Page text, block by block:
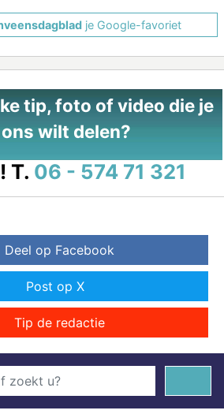
je Google-favoriet
tip, foto of video die je
wilt delen?
T. 06 - 574 71 321
Deel op Facebook
Post op X
Tip de redactie